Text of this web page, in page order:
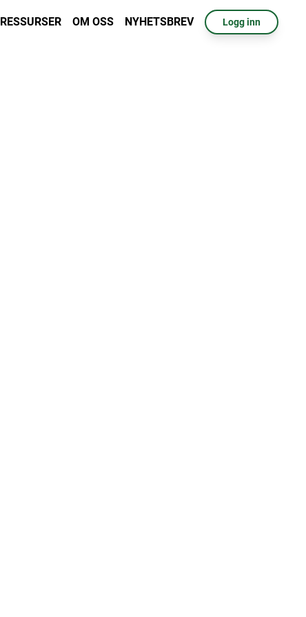
RESSURSER OM OSS NYHETSBREV Logg inn